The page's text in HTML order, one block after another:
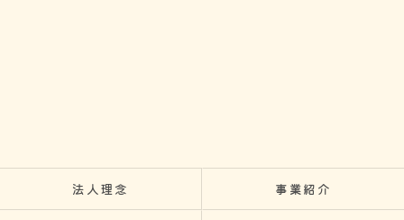
法人理念 事業紹介